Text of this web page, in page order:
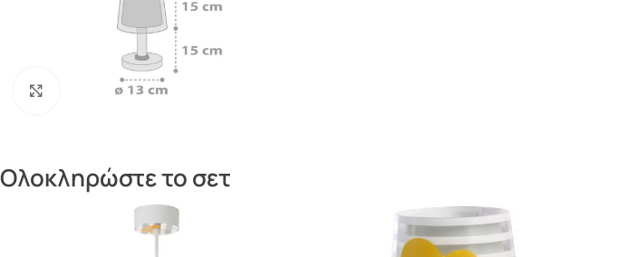
Πατήστε για μεγέθυνση
Ολοκληρώστε το σετ